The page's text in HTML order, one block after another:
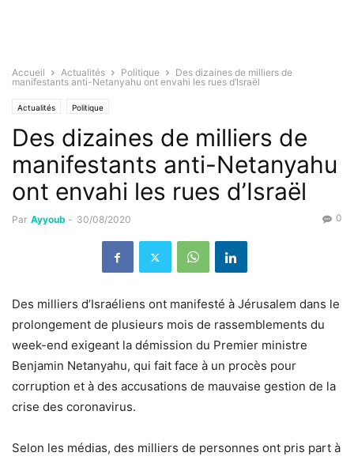
Accueil Actualités Politique
Des dizaines de milliers de
manifestants anti-Netanyahu ont envahi les rues d’Israël
Actualités Politique
Des dizaines de milliers de
manifestants anti-Netanyahu
ont envahi les rues d’Israël
Par Ayyoub - 30/08/2020 0
Des milliers d’Israéliens ont manifesté à Jérusalem dans le
prolongement de plusieurs mois de rassemblements du
week-end exigeant la démission du Premier ministre
Benjamin Netanyahu, qui fait face à un procès pour
corruption et à des accusations de mauvaise gestion de la
crise des coronavirus.
Selon les médias, des milliers de personnes ont pris part à